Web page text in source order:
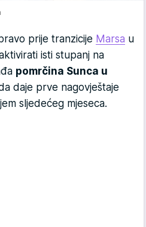
prije tranzicije Marsa u
isti stupanj na
pomrčina Sunca u
daje prve nagovještaje
sljedećeg mjeseca.